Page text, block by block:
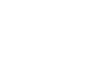
頁面顯示為準，若有關於
先享後付」服務完成之交